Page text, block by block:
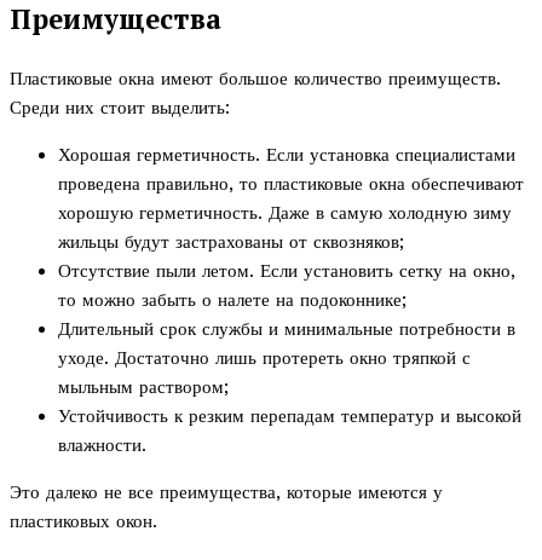
Преимущества
Пластиковые окна имеют большое количество преимуществ.
Среди них стоит выделить:
Хорошая герметичность. Если установка специалистами
проведена правильно, то пластиковые окна обеспечивают
хорошую герметичность. Даже в самую холодную зиму
жильцы будут застрахованы от сквозняков;
Отсутствие пыли летом. Если установить сетку на окно,
то можно забыть о налете на подоконнике;
Длительный срок службы и минимальные потребности в
уходе. Достаточно лишь протереть окно тряпкой с
мыльным раствором;
Устойчивость к резким перепадам температур и высокой
влажности.
Это далеко не все преимущества, которые имеются у
пластиковых окон.